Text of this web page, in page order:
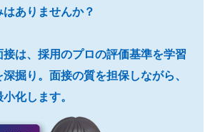
ありませんか？
は、採用のプロの評価基準を学習
掘り。面接の質を担保しながら、
化します。